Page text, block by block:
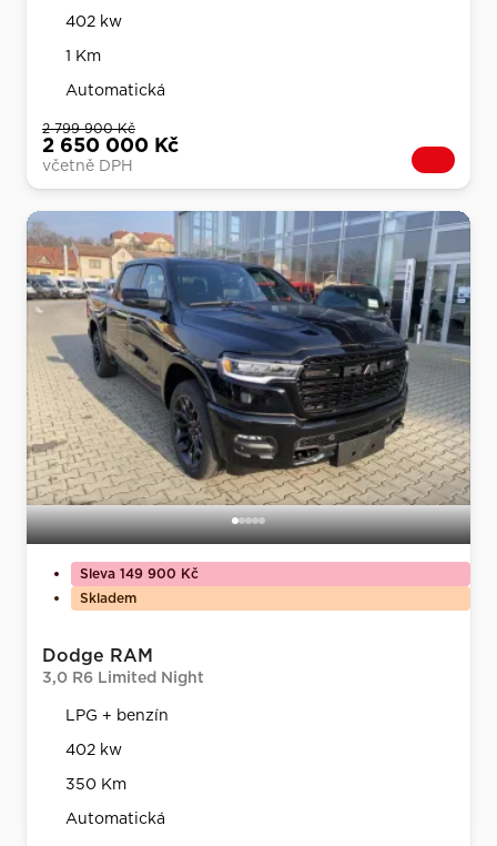
402 kw
1 Km
Automatická
2 799 900 Kč
2 650 000 Kč
včetně DPH
Sleva 149 900 Kč
Skladem
Dodge RAM
3,0 R6 Limited Night
LPG + benzín
402 kw
350 Km
Automatická